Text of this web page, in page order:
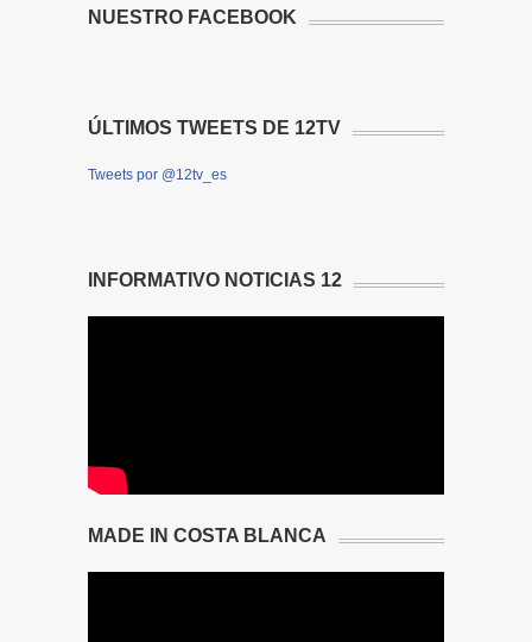
NUESTRO FACEBOOK
ÚLTIMOS TWEETS DE 12TV
Tweets por @12tv_es
INFORMATIVO NOTICIAS 12
MADE IN COSTA BLANCA